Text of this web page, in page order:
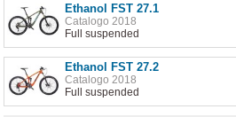
Ethanol FST 27.1
Catalogo 2018
Full suspended
Ethanol FST 27.2
Catalogo 2018
Full suspended